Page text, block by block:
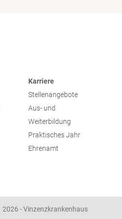
Karriere
Stellenangebote
Aus- und
Weiterbildung
Praktisches Jahr
Ehrenamt
2026 - Vinzenzkrankenhaus